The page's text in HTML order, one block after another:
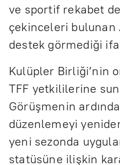
ve sportif rekabet
çekinceleri bulunan
destek görmediği
Kulüpler Birliği’nin
TFF yetkililerine
Görüşmenin
düzenlemeyi
yeni sezonda
statüsüne ilişkin